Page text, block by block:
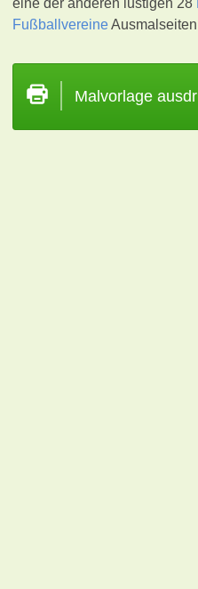
eine der anderen lustigen 28
Fußballvereine
Malvorlage